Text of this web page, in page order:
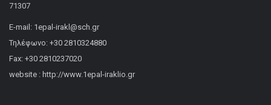
71307
E-mail: 1epal-irakl@sch.gr
Τηλέφωνο: +30 2810324880
Fax: +30 2810237020
website : http://www.1epal-iraklio.gr